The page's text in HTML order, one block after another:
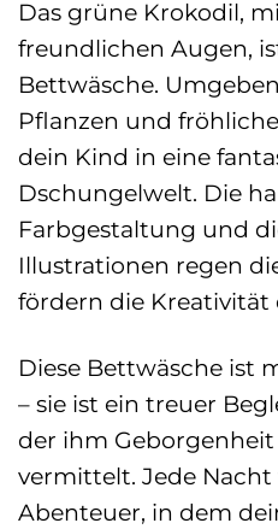
Das grüne Krokodil,
freundlichen Augen,
Bettwäsche.
Pflanzen und
dein Kind in eine
Dschungelwelt. Die
Farbgestaltung und
Illustrationen regen
fördern die Kreativität
Diese Bettwäsche ist
– sie ist ein treuer
der ihm
vermittelt. Jede
Abenteuer, in dem